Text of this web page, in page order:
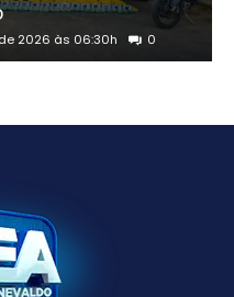
2026 às 06:30h 0